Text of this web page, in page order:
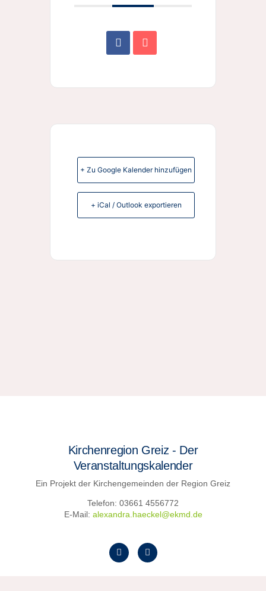
+ Zu Google Kalender hinzufügen
+ iCal / Outlook exportieren
Kirchenregion Greiz - Der
Veranstaltungskalender
Ein Projekt der Kirchengemeinden der Region Greiz
Telefon: 03661 4556772
E-Mail: alexandra.haeckel@ekmd.de